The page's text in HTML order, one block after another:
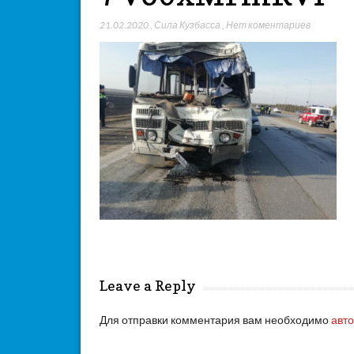
21.02.2020 Сила Кузбасса ,Нет коментариев
Leave a Reply
Для отправки комментария вам необходимо